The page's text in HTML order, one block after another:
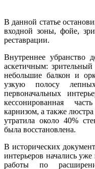
В данной статье
входной зоны, фойе,
реставрации.
Внутреннее убранство
аскетичным:
небольшие балкон и
узкую полосу
первоначальных
кессонированная
карнизом, а также
утратила около 40%
была восстановлена.
В исторических
интерьеров начались
работы по